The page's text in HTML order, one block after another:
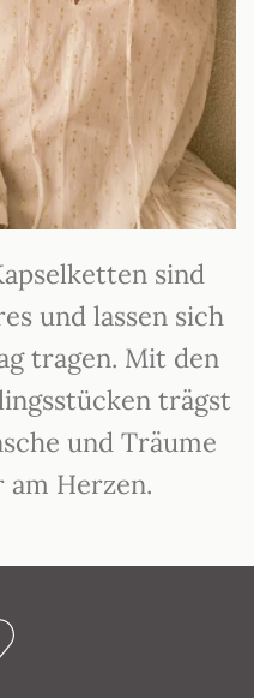
sind
und lassen sich
tragen. Mit den
trägst
und Träume
Herzen.